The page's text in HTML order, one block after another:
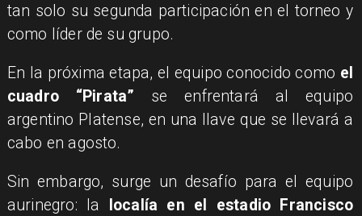
tan solo su segunda participación en el torneo y
como líder de su grupo.
En la próxima etapa, el equipo conocido como el
cuadro “Pirata” se enfrentará al equipo
argentino Platense, en una llave que se llevará a
cabo en agosto.
Sin embargo, surge un desafío para el equipo
aurinegro: la
localía en el estadio Francisco